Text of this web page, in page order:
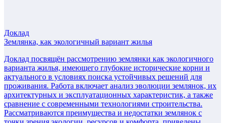
Доклад
Землянка, как экологичный вариант жилья
Доклад посвящён рассмотрению землянки как экологичного
варианта жилья, имеющего глубокие исторические корни и
актуального в условиях поиска устойчивых решений для
проживания. Работа включает анализ эволюции землянок, их
архитектурных и эксплуатационных характеристик, а также
сравнение с современными технологиями строительства.
Рассматриваются преимущества и недостатки землянок с